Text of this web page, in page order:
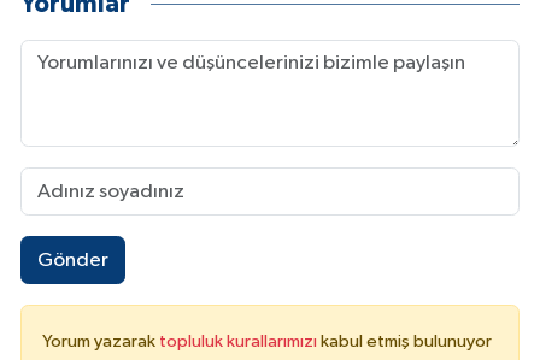
Gönder
Yorum yazarak topluluk kurallarımızı kabul etmiş bulunuyor